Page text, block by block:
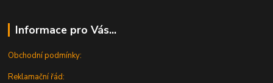
Informace pro Vás...
Obchodní podmínky:
Reklamační řád: